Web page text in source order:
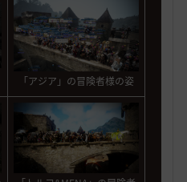
「アジア」の冒険者様の姿
「トルコ&MENA」の 冒険者